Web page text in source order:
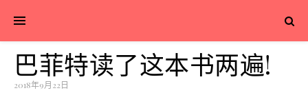
巴菲特读了这本书两遍!
2018年9月22日